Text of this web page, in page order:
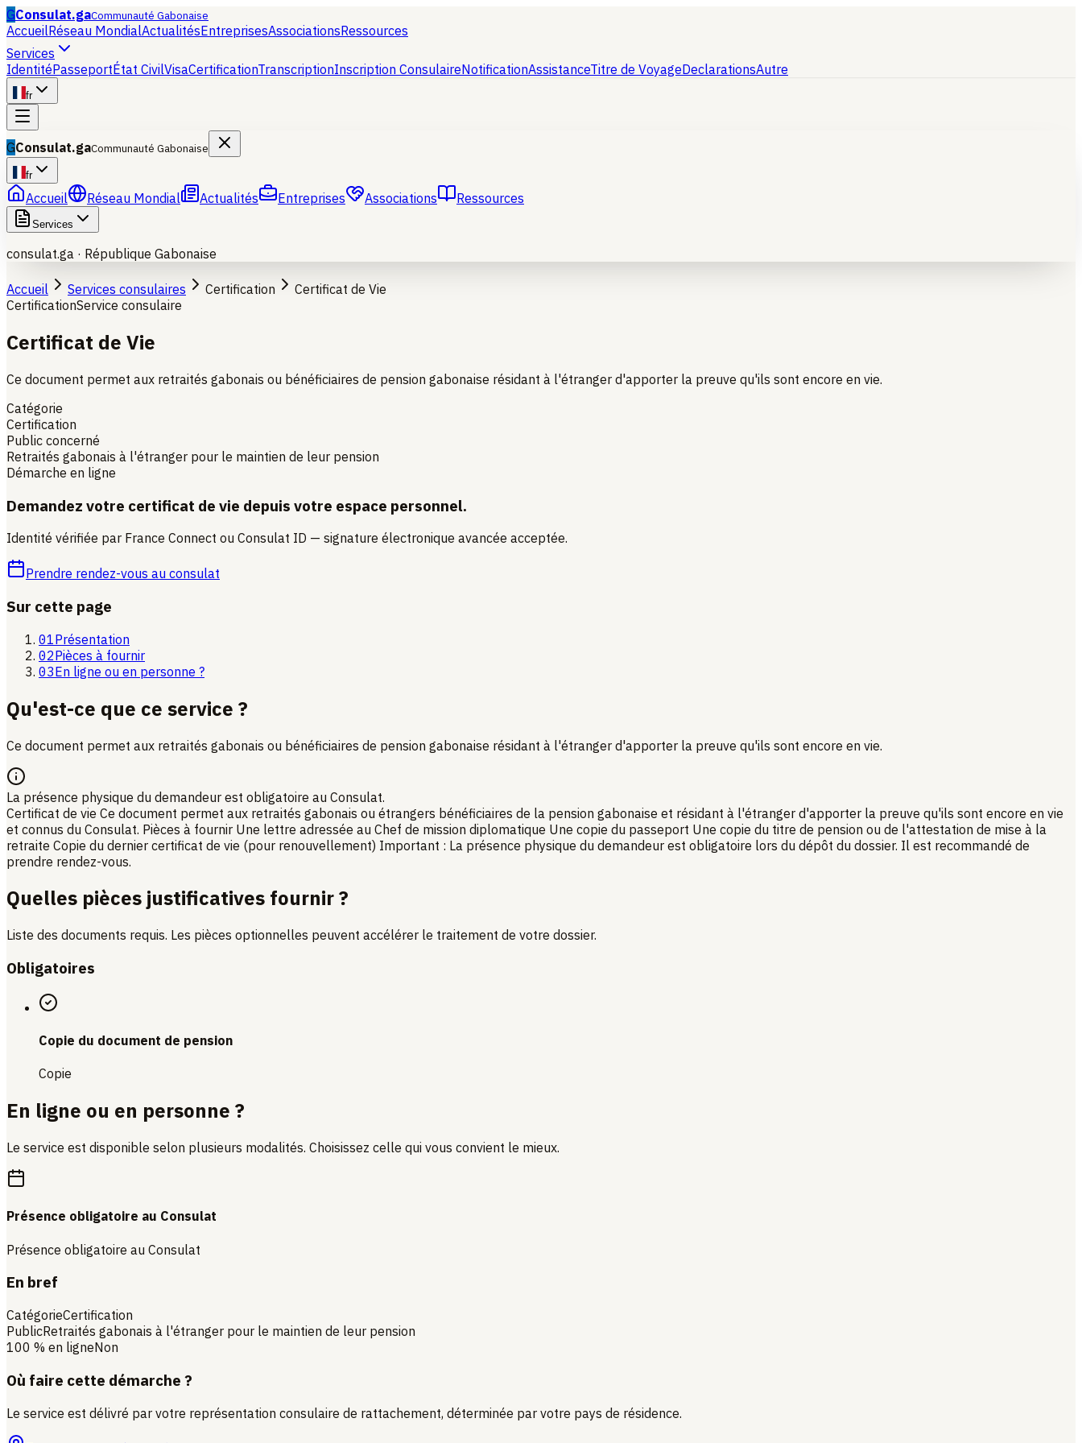
GConsulat.gaCommunauté Gabonaise
AccueilRéseau MondialActualitésEntreprisesAssociationsRessources
Services
IdentitéPasseportÉtat CivilVisaCertificationTranscriptionInscription ConsulaireNotificationAssistanceTitre de VoyageDeclarationsAutre
fr
GConsulat.gaCommunauté Gabonaise
fr
Accueil Réseau Mondial Actualités Entreprises Associations Ressources
Services
consulat.ga · République Gabonaise
Accueil Services consulaires Certification
Certificat de Vie
CertificationService consulaire
Certificat de Vie
Ce document permet aux retraités gabonais ou bénéficiaires de pension gabonaise résidant à l'étranger d'apporter la preuve qu'ils sont encore en vie.
Catégorie
Certification
Public concerné
Retraités gabonais à l'étranger pour le maintien de leur pension
Démarche en ligne
Demandez votre certificat de vie depuis votre espace personnel.
Identité vérifiée par France Connect ou Consulat ID — signature électronique avancée acceptée.
Prendre rendez-vous au consulat
Sur cette page
01Présentation
02Pièces à fournir
03En ligne ou en personne ?
Qu'est-ce que ce service ?
Ce document permet aux retraités gabonais ou bénéficiaires de pension gabonaise résidant à l'étranger d'apporter la preuve qu'ils sont encore en vie.
La présence physique du demandeur est obligatoire au Consulat.
Certificat de vie Ce document permet aux retraités gabonais ou étrangers bénéficiaires de la pension gabonaise et résidant à l'étranger d'apporter la preuve qu'ils sont encore en vie
et connus du Consulat. Pièces à fournir Une lettre adressée au Chef de mission diplomatique Une copie du passeport Une copie du titre de pension ou de l'attestation de mise à la
retraite Copie du dernier certificat de vie (pour renouvellement) Important : La présence physique du demandeur est obligatoire lors du dépôt du dossier. Il est recommandé de
prendre rendez-vous.
Quelles pièces justificatives fournir ?
Liste des documents requis. Les pièces optionnelles peuvent accélérer le traitement de votre dossier.
Obligatoires
Copie du document de pension
Copie
En ligne ou en personne ?
Le service est disponible selon plusieurs modalités. Choisissez celle qui vous convient le mieux.
Présence obligatoire au Consulat
Présence obligatoire au Consulat
En bref
CatégorieCertification
PublicRetraités gabonais à l'étranger pour le maintien de leur pension
100 % en ligneNon
Où faire cette démarche ?
Le service est délivré par votre représentation consulaire de rattachement, déterminée par votre pays de résidence.